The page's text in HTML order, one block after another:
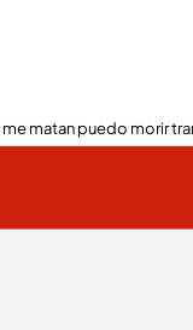
matan puedo morir